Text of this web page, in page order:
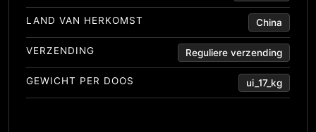
LAND VAN HERKOMST China
VERZENDING Reguliere verzending
GEWICHT PER DOOS ui_17_kg